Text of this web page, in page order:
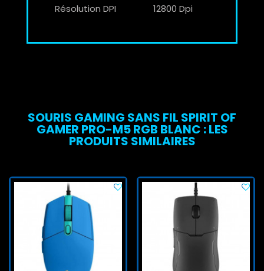
Résolution DPI 12800 Dpi
SOURIS GAMING SANS FIL SPIRIT OF
GAMER PRO-M5 RGB BLANC : LES
PRODUITS SIMILAIRES